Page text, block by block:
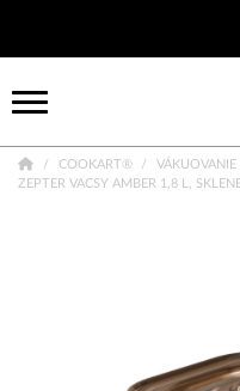
COOKART®
ZEPTER VACSY AMBER 1,8 L,